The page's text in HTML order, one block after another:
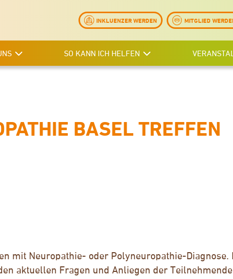
INKLUENZER WERDEN MITGLIED
SO KANN ICH HELFEN
BASEL TREFFEN
mit Neuropathie- oder Polyneuropathie-Diagnose.
aktuellen Fragen und Anliegen der